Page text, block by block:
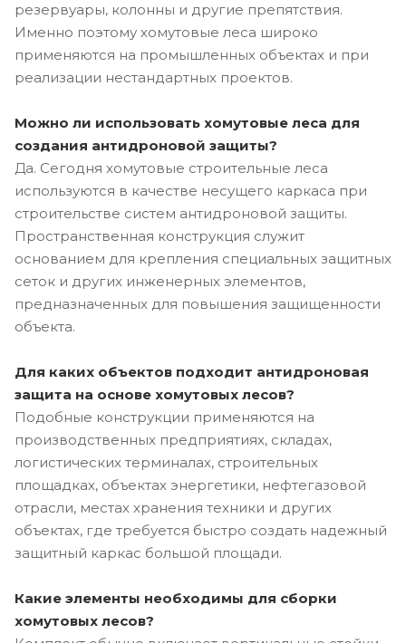
резервуары, колонны и другие препятствия.
Именно поэтому хомутовые леса широко
применяются на промышленных объектах и при
реализации нестандартных проектов.
Можно ли использовать хомутовые леса для
создания антидроновой защиты?
Да. Сегодня хомутовые строительные леса
используются в качестве несущего каркаса при
строительстве систем антидроновой защиты.
Пространственная конструкция служит
основанием для крепления специальных защитных
сеток и других инженерных элементов,
предназначенных для повышения защищенности
объекта.
Для каких объектов подходит антидроновая
защита на основе хомутовых лесов?
Подобные конструкции применяются на
производственных предприятиях, складах,
логистических терминалах, строительных
площадках, объектах энергетики, нефтегазовой
отрасли, местах хранения техники и других
объектах, где требуется быстро создать надежный
защитный каркас большой площади.
Какие элементы необходимы для сборки
хомутовых лесов?